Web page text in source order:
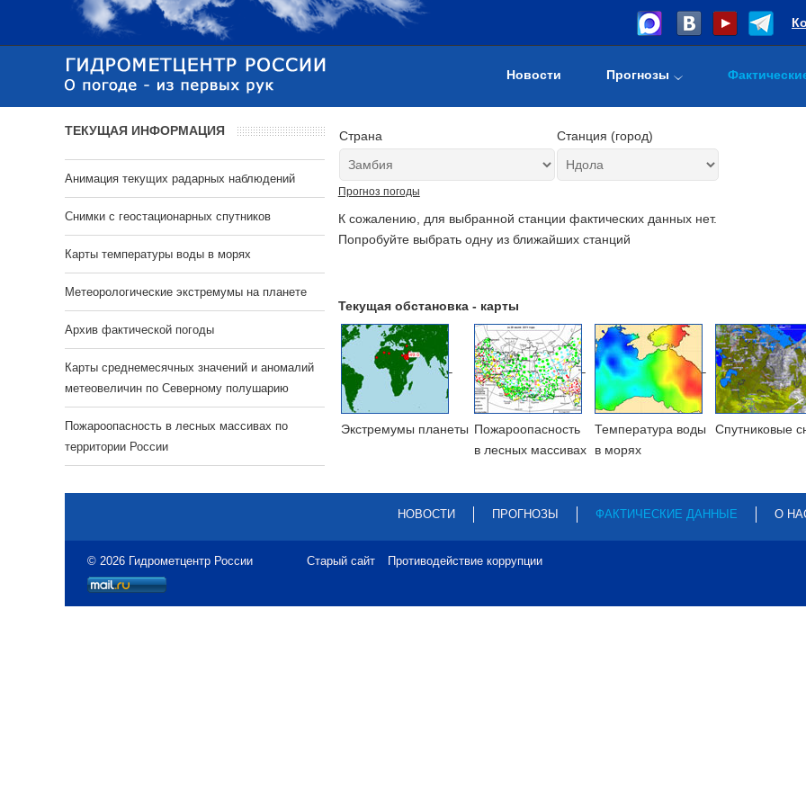
Новости Прогнозы
Страна Станция (город)
Прогноз погоды
К сожалению, для выбранной станции фактических данных нет.
Попробуйте выбрать одну из ближайших станций
Текущая обстановка - карты
Экстремумы планеты Пожароопасность
в лесных массивах
Температура воды
в морях
Cпутниковые
ТЕКУЩАЯ ИНФОРМАЦИЯ
Анимация текущих радарных наблюдений
Cнимки с геостационарных спутников
Карты температуры воды в морях
Метеорологические экстремумы на планете
Архив фактической погоды
Карты среднемесячных значений и аномалий
метеовеличин по Северному полушарию
Пожароопасность в лесных массивах по
территории России
НОВОСТИ ПРОГНОЗЫ ФАКТИЧЕСКИЕ ДАННЫЕ О
© 2026 Гидрометцентр России Старый сайт Противодействие коррупции